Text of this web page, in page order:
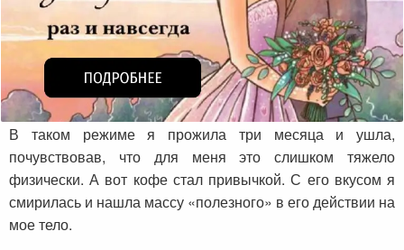
В таком режиме я прожила три месяца и ушла,
почувствовав, что для меня это слишком тяжело
физически. А вот кофе стал привычкой. С его вкусом я
смирилась и нашла массу «полезного» в его действии на
мое тело.